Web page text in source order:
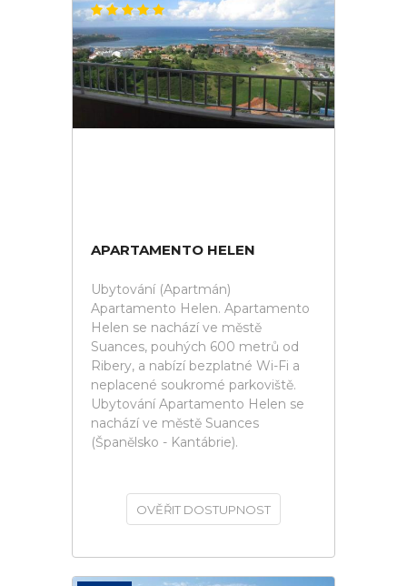
APARTAMENTO HELEN
Ubytování (Apartmán)
Apartamento Helen. Apartamento
Helen se nachází ve městě
Suances, pouhých 600 metrů od
Ribery, a nabízí bezplatné Wi-Fi a
neplacené soukromé parkoviště.
Ubytování Apartamento Helen se
nachází ve městě Suances
(Španělsko - Kantábrie).
OVĚŘIT DOSTUPNOST